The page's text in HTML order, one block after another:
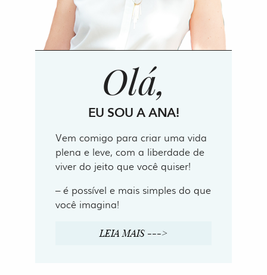
Olá,
EU SOU A ANA!
Vem comigo para criar uma vida
plena e leve, com a liberdade de
viver do jeito que você quiser!
– é possível e mais simples do que
você imagina!
LEIA MAIS --->